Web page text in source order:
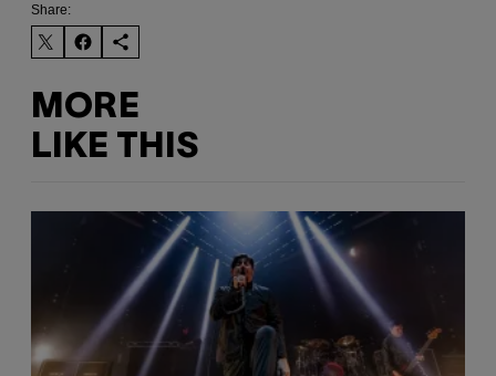
Share:
MORE
LIKE THIS